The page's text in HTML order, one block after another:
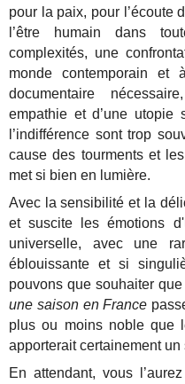
pour la paix, pour l’écoute
l’être humain dans
complexités, une
monde contemporain
documentaire
empathie et d’une utopie
l’indifférence sont trop
cause des tourments et
met si bien en lumière.
Avec la sensibilité et la
et suscite les émotions
universelle, avec une
éblouissante et si
pouvons que souhaiter
une saison en France
plus ou moins noble que
apporterait certainement un
En attendant, vous